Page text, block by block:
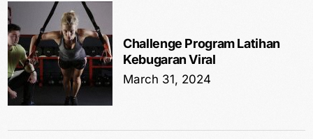
Challenge Program Latihan
Kebugaran Viral
March 31, 2024